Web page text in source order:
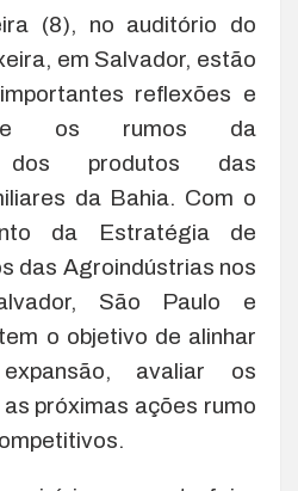
(8), no auditório do
em Salvador, estão
reflexões e
os rumos da
dos produtos das
da Bahia. Com o
da Estratégia de
das Agroindústrias nos
São Paulo e
o objetivo de alinhar
avaliar os
próximas ações rumo